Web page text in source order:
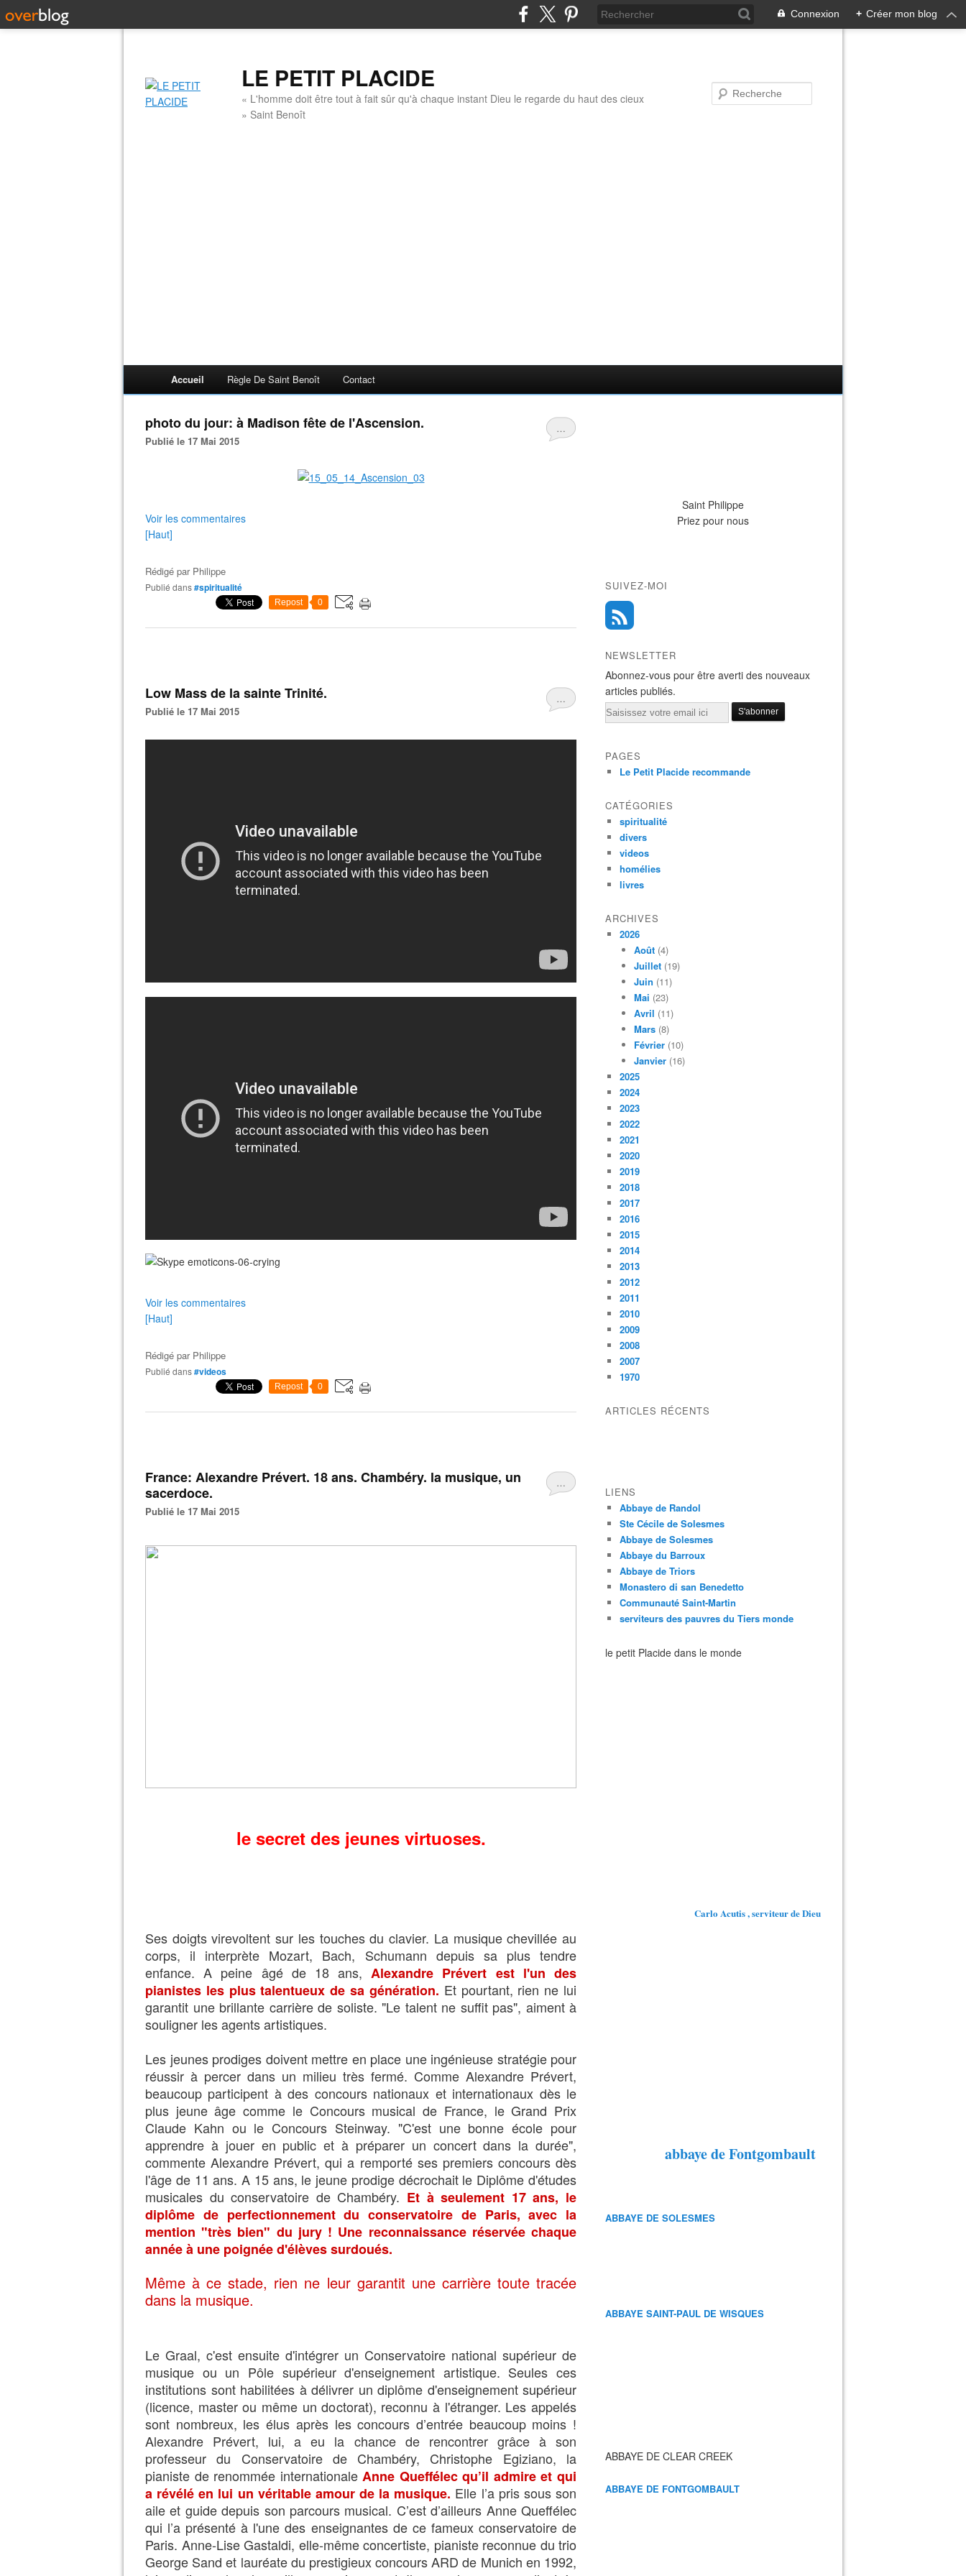
Connexion + Créer mon blog
LE PETIT PLACIDE
« L'homme doit être tout à fait sûr qu'à chaque instant Dieu le regarde du haut des cieux
» Saint Benoît
Accueil Règle De Saint Benoît Contact
…
photo du jour: à Madison fête de l'Ascension.
Publié le 17 Mai 2015
Voir les commentaires
[Haut]
Rédigé par Philippe
Publié dans#spiritualité
Repost 0
…
Low Mass de la sainte Trinité.
Publié le 17 Mai 2015
Voir les commentaires
[Haut]
Rédigé par Philippe
Publié dans#videos
Repost 0
…
France: Alexandre Prévert. 18 ans. Chambéry. la musique, un
sacerdoce.
Publié le 17 Mai 2015
le secret des jeunes virtuoses.
Ses doigts virevoltent sur les touches du clavier. La musique chevillée au
corps, il interprète Mozart, Bach, Schumann depuis sa plus tendre
enfance. A peine âgé de 18 ans, Alexandre Prévert est l'un des
pianistes les plus talentueux de sa génération. Et pourtant, rien ne lui
garantit une brillante carrière de soliste. "Le talent ne suffit pas", aiment à
souligner les agents artistiques.
Les jeunes prodiges doivent mettre en place une ingénieuse stratégie pour
réussir à percer dans un milieu très fermé. Comme Alexandre Prévert,
beaucoup participent à des concours nationaux et internationaux dès le
plus jeune âge comme le Concours musical de France, le Grand Prix
Claude Kahn ou le Concours Steinway. "C'est une bonne école pour
apprendre à jouer en public et à préparer un concert dans la durée",
commente Alexandre Prévert, qui a remporté ses premiers concours dès
l'âge de 11 ans. A 15 ans, le jeune prodige décrochait le Diplôme d'études
musicales du conservatoire de Chambéry. Et à seulement 17 ans, le
diplôme de perfectionnement du conservatoire de Paris, avec la
mention "très bien" du jury ! Une reconnaissance réservée chaque
année à une poignée d'élèves surdoués.
Même à ce stade, rien ne leur garantit une carrière toute tracée
dans la musique.
Le Graal, c'est ensuite d'intégrer un Conservatoire national supérieur de
musique ou un Pôle supérieur d'enseignement artistique. Seules ces
institutions sont habilitées à délivrer un diplôme d'enseignement supérieur
(licence, master ou même un doctorat), reconnu à l'étranger. Les appelés
sont nombreux, les élus après les concours d’entrée beaucoup moins !
Alexandre Prévert, lui, a eu la chance de rencontrer grâce à son
professeur du Conservatoire de Chambéry, Christophe Egiziano, la
pianiste de renommée internationale Anne Queffélec qu’il admire et qui
a révélé en lui un véritable amour de la musique. Elle l’a pris sous son
aile et guide depuis son parcours musical. C’est d’ailleurs Anne Queffélec
qui l’a présenté à l'une des enseignantes de ce fameux conservatoire de
Paris. Anne-Lise Gastaldi, elle-même concertiste, pianiste reconnue du trio
George Sand et lauréate du prestigieux concours ARD de Munich en 1992,
Saint Philippe
Priez pour nous
SUIVEZ-MOI
NEWSLETTER
Abonnez-vous pour être averti des nouveaux
articles publiés.
Email
PAGES
Le Petit Placide recommande
CATÉGORIES
spiritualité
divers
videos
homélies
livres
ARCHIVES
2026
Août (4)
Juillet (19)
Juin (11)
Mai (23)
Avril (11)
Mars (8)
Février (10)
Janvier (16)
2025
2024
2023
2022
2021
2020
2019
2018
2017
2016
2015
2014
2013
2012
2011
2010
2009
2008
2007
1970
ARTICLES RÉCENTS
LIENS
Abbaye de Randol
Ste Cécile de Solesmes
Abbaye de Solesmes
Abbaye du Barroux
Abbaye de Triors
Monastero di san Benedetto
Communauté Saint-Martin
serviteurs des pauvres du Tiers monde
le petit Placide dans le monde
Carlo Acutis , serviteur de Dieu
abbaye de Fontgombault
ABBAYE DE SOLESMES
ABBAYE SAINT-PAUL DE WISQUES
ABBAYE DE CLEAR CREEK
ABBAYE DE FONTGOMBAULT